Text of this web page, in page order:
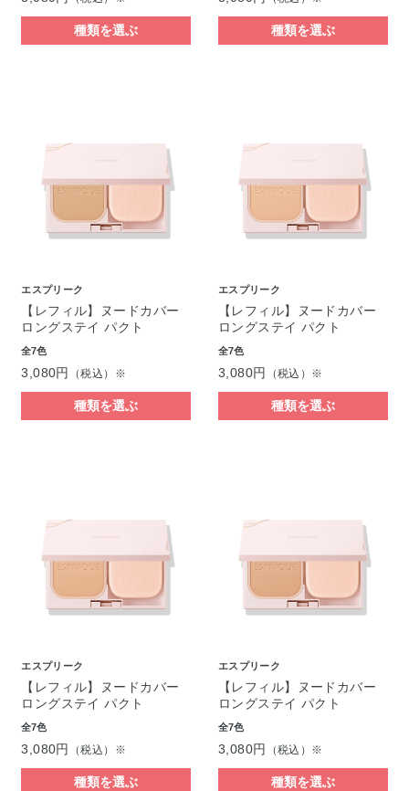
種類を選ぶ 種類を選ぶ
エスプリーク
【レフィル】ヌードカバー
ロングステイ パクト
全7色
3,080円 （税込）※
種類を選ぶ
エスプリーク
【レフィル】ヌードカバー
ロングステイ パクト
全7色
3,080円 （税込）※
種類を選ぶ
エスプリーク
【レフィル】ヌードカバー
ロングステイ パクト
全7色
3,080円 （税込）※
種類を選ぶ
エスプリーク
【レフィル】ヌードカバー
ロングステイ パクト
全7色
3,080円 （税込）※
種類を選ぶ